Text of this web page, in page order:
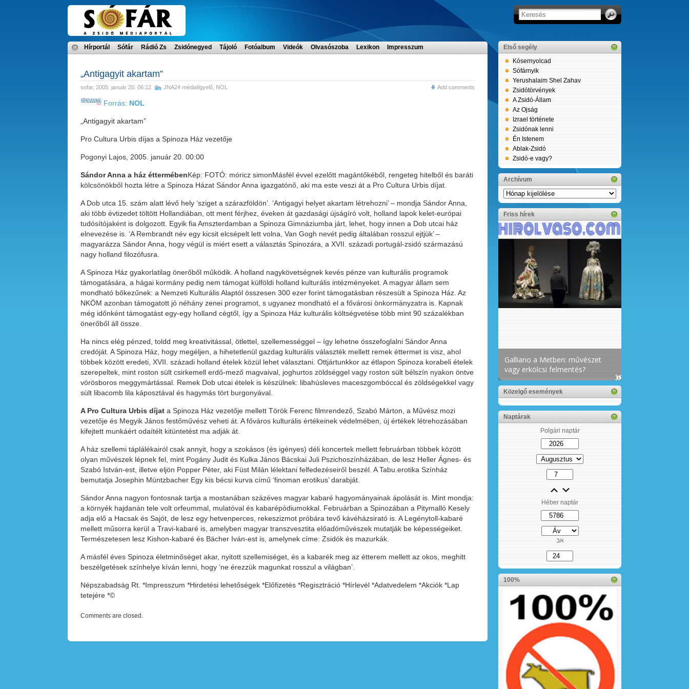
Hírportál Sófár Rádió Zs Zsidónegyed Tájoló Fotóalbum Videók Olvasószoba Lexikon Impresszum
„Antigagyit akartam”
sofar, 2005. január 20. 06:12 JNA24 médiafigyelő NOL Add comments
Forrás: NOL
„Antigagyit akartam”
Pro Cultura Urbis díjas a Spinoza Ház vezetője
Pogonyi Lajos, 2005. január 20. 00:00
Sándor Anna a ház éttermébenKép: FOTÓ: móricz simonMásfél évvel ezelőtt magántőkéből, rengeteg hitelből és baráti
kölcsönökből hozta létre a Spinoza Házat Sándor Anna igazgatónő, aki ma este veszi át a Pro Cultura Urbis díjat.
A Dob utca 15. szám alatt lévő hely ‘sziget a szárazföldön’. ‘Antigagyi helyet akartam létrehozni’ – mondja Sándor Anna,
aki több évtizedet töltött Hollandiában, ott ment férjhez, éveken át gazdasági újságíró volt, holland lapok kelet-európai
tudósítójaként is dolgozott. Egyik fia Amszterdamban a Spinoza Gimnáziumba járt, lehet, hogy innen a Dob utcai ház
elnevezése is. ‘A Rembrandt név egy kicsit elcsépelt lett volna, Van Gogh nevét pedig általában rosszul ejtjük’ –
magyarázza Sándor Anna, hogy végül is miért esett a választás Spinozára, a XVII. századi portugál-zsidó származású
nagy holland filozófusra.
A Spinoza Ház gyakorlatilag önerőből működik. A holland nagykövetségnek kevés pénze van kulturális programok
támogatására, a hágai kormány pedig nem támogat külföldi holland kulturális intézményeket. A magyar állam sem
mondható bőkezűnek: a Nemzeti Kulturális Alaptól összesen 300 ezer forint támogatásban részesült a Spinoza Ház. Az
NKÖM azonban támogatott jó néhány zenei programot, s ugyanez mondható el a fővárosi önkormányzatra is. Kapnak
még időnként támogatást egy-egy holland cégtől, így a Spinoza Ház kulturális költségvetése több mint 90 százalékban
önerőből áll össze.
Ha nincs elég pénzed, toldd meg kreativitással, ötlettel, szellemességgel – így lehetne összefoglalni Sándor Anna
credóját. A Spinoza Ház, hogy megéljen, a hihetetlenül gazdag kulturális választék mellett remek éttermet is visz, ahol
többek között eredeti, XVII. századi holland ételek közül lehet választani. Ottjártunkkor az étlapon Spinoza korabeli ételek
szerepeltek, mint roston sült csirkemell erdő-mező magvaival, joghurtos zöldséggel vagy roston sült bélszín nyakon öntve
vörösboros meggymártással. Remek Dob utcai ételek is készülnek: libahúsleves maceszgombóccal és zöldségekkel vagy
sült libacomb lila káposztával és hagymás tört burgonyával.
A Pro Cultura Urbis díjat a Spinoza Ház vezetője mellett Török Ferenc filmrendező, Szabó Márton, a Művész mozi
vezetője és Megyik János festőművész veheti át. A főváros kulturális értékeinek védelmében, új értékek létrehozásában
kifejtett munkáért odaítélt kitüntetést ma adják át.
A ház szellemi táplálékairól csak annyit, hogy a szokásos (és igényes) déli koncertek mellett februárban többek között
olyan művészek lépnek fel, mint Pogány Judit és Kulka János Bácskai Juli Pszichoszínházában, de lesz Heller Ágnes- és
Szabó István-est, illetve eljön Popper Péter, aki Füst Milán lélektani felfedezéseiről beszél. A Tabu.erotika Színház
bemutatja Josephin Müntzbacher Egy kis bécsi kurva című ‘finoman erotikus’ darabját.
Sándor Anna nagyon fontosnak tartja a mostanában százéves magyar kabaré hagyományainak ápolását is. Mint mondja:
a környék hajdanán tele volt orfeummal, mulatóval és kabarépódiumokkal. Februárban a Spinozában a Pitymalló Kesely
adja elő a Hacsak és Sajót, de lesz egy hetvenperces, rekeszizmot próbára tevő kávéházsirató is. A Legénytoll-kabaré
mellett műsorra kerül a Travi-kabaré is, amelyben magyar transzvesztita előadóművészek mutatják be képességeiket.
Természetesen lesz Kishon-kabaré és Bächer Iván-est is, amelynek címe: Zsidók és mazurkák.
A másfél éves Spinoza életminőséget akar, nyitott szellemiséget, és a kabarék meg az étterem mellett az okos, meghitt
beszélgetések színhelye kíván lenni, hogy ‘ne érezzük magunkat rosszul a világban’.
Népszabadság Rt. *Impresszum *Hirdetési lehetőségek *Előfizetés *Regisztráció *Hírlevél *Adatvedelem *Akciók *Lap
tetejére *©
Comments are closed.
Első segély
Kósernyolcad
Sófárnyik
Yerushalaim Shel Zahav
Zsidótörvények
A Zsidó-Állam
Az Ojság
Izrael története
Zsidónak lenni
Én Istenem
Ablak-Zsidó
Zsidó-e vagy?
Archívum
Archívum
Friss hírek
Közelgő események
Naptárak
Polgári naptár
Héber naptár
אב
100%